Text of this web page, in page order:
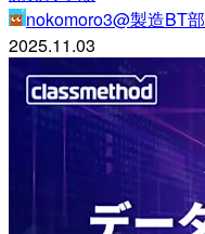
nokomoro3@製造BT部
2025.11.03